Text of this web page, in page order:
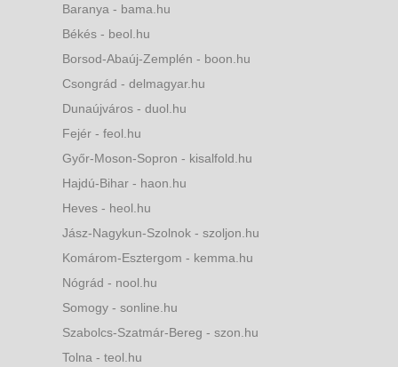
Baranya - bama.hu
Békés - beol.hu
Borsod-Abaúj-Zemplén - boon.hu
Csongrád - delmagyar.hu
Dunaújváros - duol.hu
Fejér - feol.hu
Győr-Moson-Sopron - kisalfold.hu
Hajdú-Bihar - haon.hu
Heves - heol.hu
Jász-Nagykun-Szolnok - szoljon.hu
Komárom-Esztergom - kemma.hu
Nógrád - nool.hu
Somogy - sonline.hu
Szabolcs-Szatmár-Bereg - szon.hu
Tolna - teol.hu